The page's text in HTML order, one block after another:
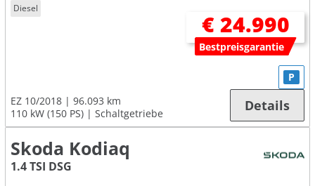
Diesel
€ 24.990
Bestpreisgarantie
EZ 10/2018
96.093 km
110 kW (150 PS)
Schaltgetriebe
P
Details
Skoda Kodiaq
1.4 TSI DSG